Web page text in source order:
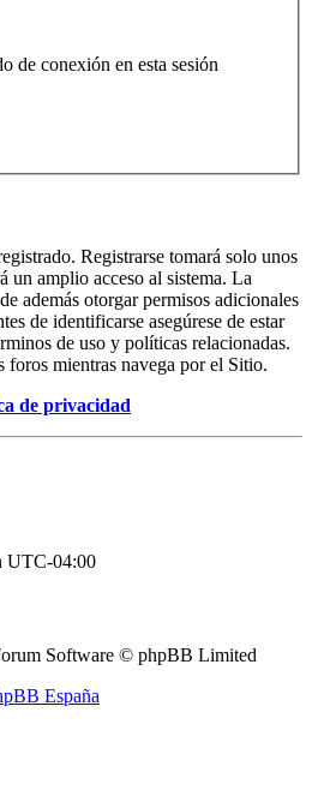
de conexión en esta sesión
Registrarse tomará solo unos
un amplio acceso al sistema. La
además otorgar permisos adicionales
de identificarse asegúrese de estar
de uso y políticas relacionadas.
foros mientras navega por el Sitio.
de privacidad
UTC-04:00
Software © phpBB Limited
España